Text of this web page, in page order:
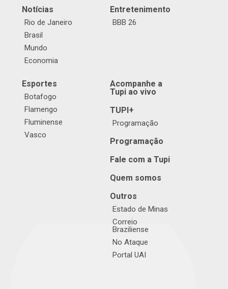
Notícias
Rio de Janeiro
Brasil
Mundo
Economia
Entretenimento
BBB 26
Esportes
Botafogo
Flamengo
Fluminense
Vasco
Acompanhe a
Tupi ao vivo
TUPI+
Programação
Programação
Fale com a Tupi
Quem somos
Outros
Estado de Minas
Correio
Braziliense
No Ataque
Portal UAI